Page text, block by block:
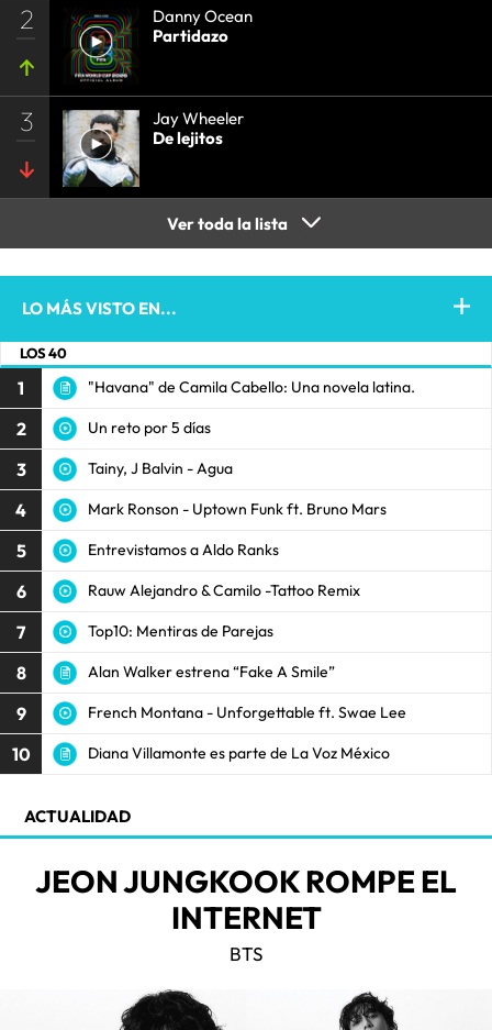
2
Danny Ocean
Partidazo
3
Jay Wheeler
De lejitos
Ver toda la lista
LO MÁS VISTO EN...
LOS 40
1 "Havana" de Camila Cabello: Una novela latina.
2 Un reto por 5 días
3 Tainy, J Balvin - Agua
4 Mark Ronson - Uptown Funk ft. Bruno Mars
5 Entrevistamos a Aldo Ranks
6 Rauw Alejandro & Camilo -Tattoo Remix
7 Top10: Mentiras de Parejas
8 Alan Walker estrena “Fake A Smile”
9 French Montana - Unforgettable ft. Swae Lee
10 Diana Villamonte es parte de La Voz México
ACTUALIDAD
JEON JUNGKOOK ROMPE EL
INTERNET
BTS